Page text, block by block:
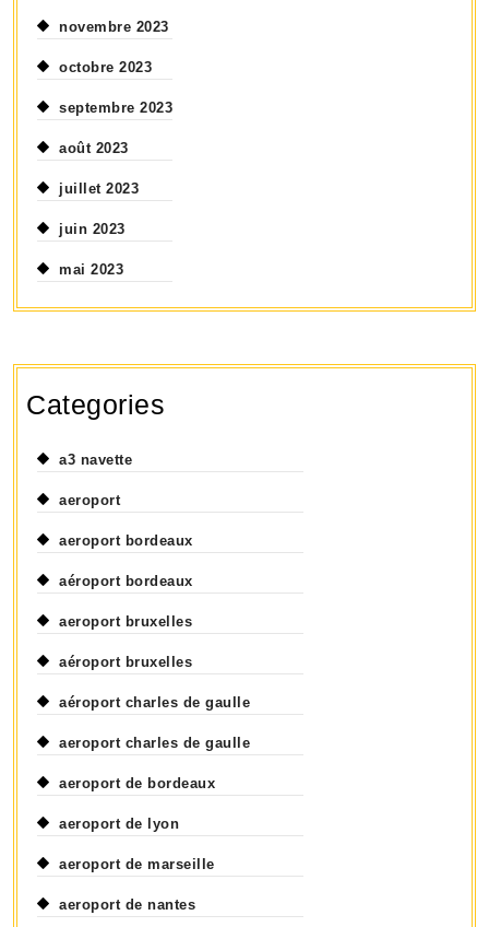
novembre 2023
octobre 2023
septembre 2023
août 2023
juillet 2023
juin 2023
mai 2023
Categories
a3 navette
aeroport
aeroport bordeaux
aéroport bordeaux
aeroport bruxelles
aéroport bruxelles
aéroport charles de gaulle
aeroport charles de gaulle
aeroport de bordeaux
aeroport de lyon
aeroport de marseille
aeroport de nantes